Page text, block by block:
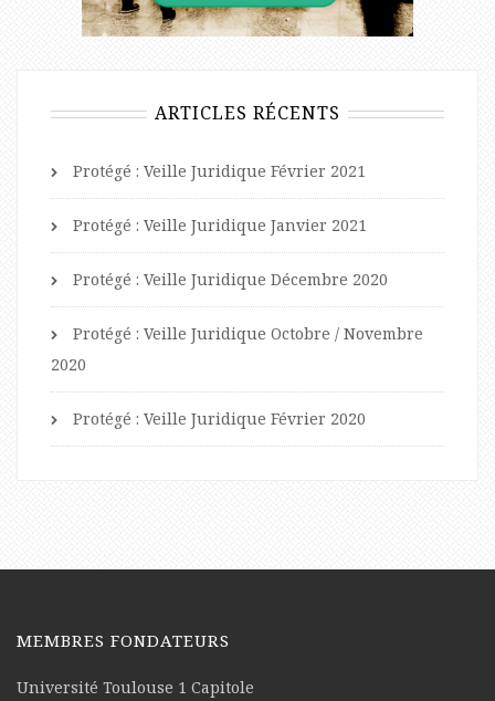
ARTICLES RÉCENTS
Protégé : Veille Juridique Février 2021
Protégé : Veille Juridique Janvier 2021
Protégé : Veille Juridique Décembre 2020
Protégé : Veille Juridique Octobre / Novembre
2020
Protégé : Veille Juridique Février 2020
MEMBRES FONDATEURS
Université Toulouse 1 Capitole